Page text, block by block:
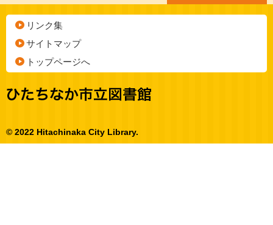
リンク集
サイトマップ
トップページへ
© 2022 Hitachinaka City Library.